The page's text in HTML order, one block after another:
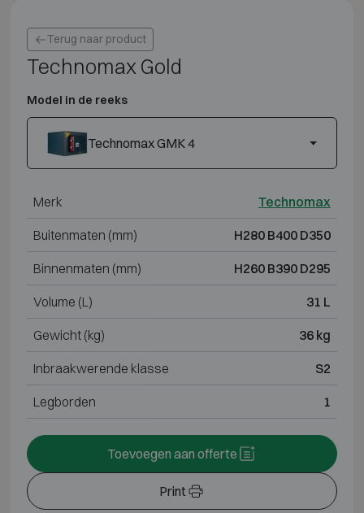
Terug naar product
Technomax Gold
Model in de reeks
Technomax GMK 4
Merk Technomax
Buitenmaten (mm) H280 B400 D350
Binnenmaten (mm) H260 B390 D295
Volume (L) 31 L
Gewicht (kg) 36 kg
Inbraakwerende klasse S2
Legborden 1
Print
Toevoegen aan offerte